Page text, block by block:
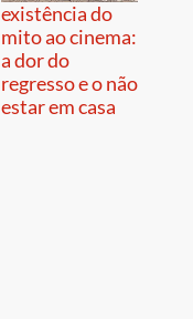
existência do
mito ao cinema:
a dor do
regresso e o não
estar em casa